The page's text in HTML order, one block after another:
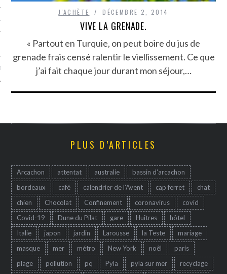
ARCACHON
J'ACHÈTE DÉCEMBRE 2, 2014
VIVE LA GRENADE.
« Partout en Turquie, on peut boire du jus de
grenade frais censé ralentir le viellissement. Ce que
j’ai fait chaque jour durant mon séjour,…
PLUS D’ARTICLES
Arcachon attentat australie
bassin d'arcachon
bordeaux
café calendrier de l'Avent cap ferret
chat
chien
Chocolat Confinement coronavirus
covid
Covid-19
Dune du Pilat gare Huîtres
hôtel
Italie
japon jardin Larousse la Teste
mariage
masque
mer métro New York noêl
paris
plage
pollution pq Pyla pyla sur mer
recyclage